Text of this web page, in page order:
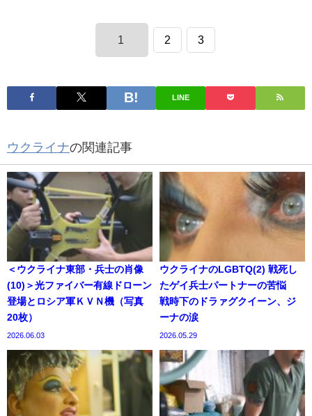
1 2 3
LINE
ウクライナの関連記事
＜ウクライナ東部・兵士の肖像
(10)＞光ファイバー有線ドローン
登場とロシア軍ＫＶＮ機（写真
20枚）
2026.06.03
ウクライナのLGBTQ(2) 戦死し
たゲイ兵士パートナーの苦悩
戦時下のドラァグクイーン、ジ
ーナの涙
2026.05.29